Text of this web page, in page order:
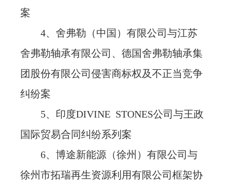
案
4、舍弗勒（中国）有限公司与江苏
舍弗勒轴承有限公司、德国舍弗勒轴承集
团股份有限公司侵害商标权及不正当竞争
纠纷案
5、印度DIVINE STONES公司与王政
国际贸易合同纠纷系列案
6、博途新能源（徐州）有限公司与
徐州市拓瑞再生资源利用有限公司框架协